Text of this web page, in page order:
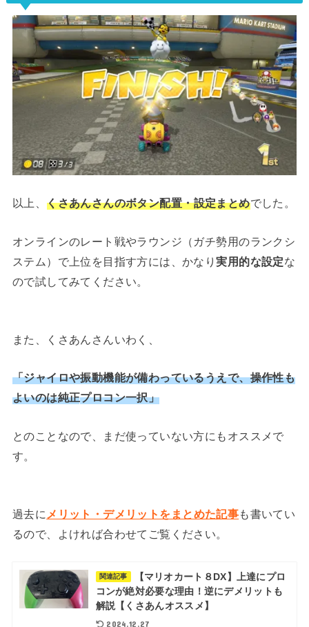
以上、 くさあんさんのボタン配置・設定まとめでした。
オンラインのレート戦やラウンジ（ガチ勢用のランクシ
ステム）で上位を目指す方には、かなり実用的な設定な
ので試してみてください。
また、くさあんさんいわく、
「ジャイロや振動機能が備わっているうえで、操作性も
よいのは純正プロコン一択」
とのことなので、まだ使っていない方にもオススメで
す。
過去に メリット・デメリットをまとめた記事も書いてい
るので、よければ合わせてご覧ください。
関連記事
【マリオカート８DX】上達にプロ
コンが絶対必要な理由！逆にデメリットも
解説【くさあんオススメ】
2024.12.27